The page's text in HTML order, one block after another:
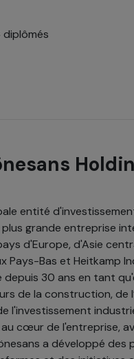
diplômés
entité
grande entreprise
d'Europe, d'Asie
Pays-Bas et Heitkamp
depuis 30 ans en tant
de la construction, de
l'investissement
cœur de l'entreprise,
a développé